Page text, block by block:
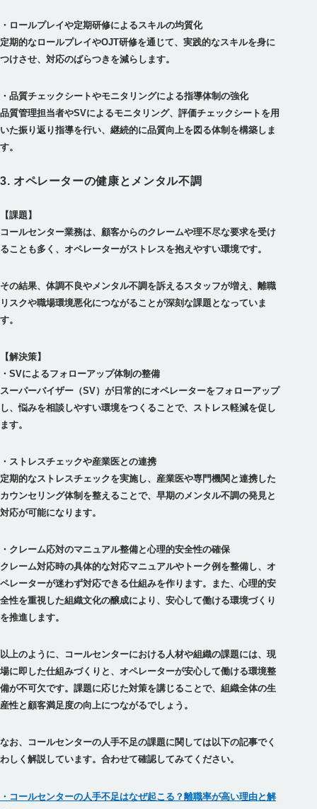
・ロールプレイや定期研修によるスキルの均質化
定期的なロールプレイやOJT研修を通じて、実践的なスキルを身に
・品質チェックシートやモニタリングによる指導体制の強化
品質管理担当者やSVによるモニタリング、評価チェックシートを用
いた振り返り指導を行い、継続的に品質向上を図る体制を構築しま
3. オペレーターの健康とメンタル不調
【課題】
コールセンター業務は、顧客からのクレームや理不尽な要求を受け
その結果、体調不良やメンタル不調を訴えるスタッフが増え、離職
リスクや職場環境悪化につながることが深刻な課題となっていま
す。
【解決策】
・SVによるフォローアップ体制の整備
スーパーバイザー（SV）が日常的にオペレーターをフォローアップ
し、悩みを相談しやすい環境をつくることで、ストレス軽減を促し
・ストレスチェックや産業医との連携
定期的なストレスチェックを実施し、産業医や専門機関と連携した
カウンセリング体制を整えることで、早期のメンタル不調の発見と
・クレーム応対のマニュアル整備と心理的安全性の確保
クレーム対応時の具体的な対応マニュアルやトーク例を整備し、オ
ペレーターが迷わず対応できる仕組みを作ります。また、心理的安
全性を重視した組織文化の醸成により、安心して働ける環境づくり
以上のように、コールセンターにおける人材や組織の課題には、現
場に即した仕組みづくりと、オペレーターが安心して働ける環境整
備が不可欠です。課題に応じた対策を講じることで、組織全体の生
産性と顧客満足度の向上につながるでしょう。
なお、コールセンターの人手不足の課題に関しては以下の記事でく
わしく解説しています。合わせて確認してみてください。
・コールセンターの人手不足はなぜ起こる？離職率が高い理由と解